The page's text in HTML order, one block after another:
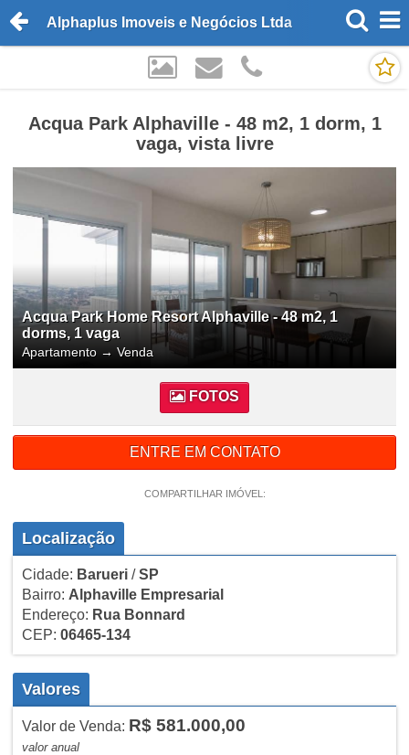
Alphaplus Imoveis e Negócios Ltda
Acqua Park Alphaville - 48 m2, 1 dorm, 1
vaga, vista livre
Acqua Park Home Resort Alphaville - 48 m2, 1
dorms, 1 vaga
Apartamento → Venda
FOTOS
ENTRE EM CONTATO
COMPARTILHAR IMÓVEL:
Localização
Cidade: Barueri/SP
Bairro: Alphaville Empresarial
Endereço: Rua Bonnard
CEP: 06465-134
Valores
Valor de Venda: R$ 581.000,00
valor anual